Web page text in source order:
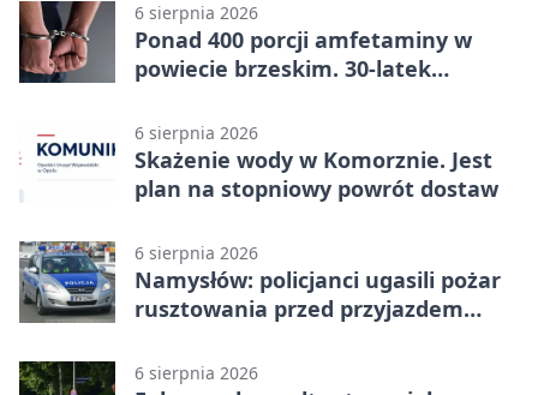
6 sierpnia 2026
Ponad 400 porcji amfetaminy w
powiecie brzeskim. 30-latek
6 sierpnia 2026
Skażenie wody w Komorznie. Jest
plan na stopniowy powrót dostaw
6 sierpnia 2026
Namysłów: policjanci ugasili pożar
rusztowania przed przyjazdem
6 sierpnia 2026